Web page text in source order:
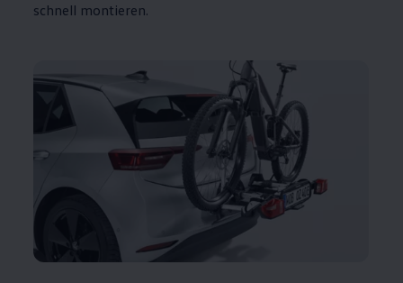
schnell montieren.